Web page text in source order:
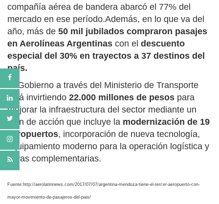
compañía aérea de bandera abarcó el 77% del
mercado en ese período.Además, en lo que va del
año, más de 50 mil jubilados compraron pasajes
en Aerolíneas Argentinas con el descuento
especial del 30% en trayectos a 37 destinos del
país.
El Gobierno a través del Ministerio de Transporte
está invirtiendo 22.000 millones de pesos para
mejorar la infraestructura del sector mediante un
plan de acción que incluye la modernización de 19
aeropuertos, incorporación de nueva tecnología,
equipamiento moderno para la operación logística y
obras complementarias.
Fuente:http://aerolatinnews.com/2017/07/07/argentina-mendoza-tiene-el-tercer-aeropuerto-con-
mayor-movimiento-de-pasajeros-del-pais/